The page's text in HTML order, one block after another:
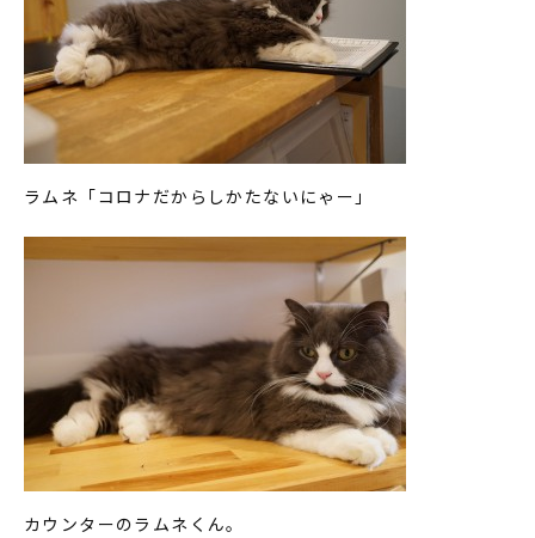
ラムネ「コロナだからしかたないにゃー」
カウンターのラムネくん。